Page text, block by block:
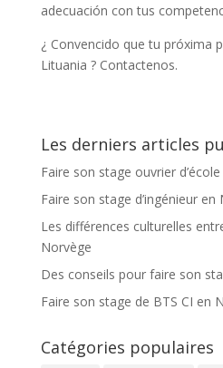
adecuación con tus
¿ Convencido que tu próxima
Lituania ? Contactenos.
Les derniers articles
Faire son stage ouvrier
Faire son stage d’ingénieur en
Les différences culturelles
Norvège
Des conseils pour faire son
Faire son stage de BTS CI en
Catégories populaires